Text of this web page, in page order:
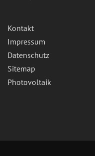
Kontakt
Impressum
Datenschutz
Sitemap
Photovoltaik